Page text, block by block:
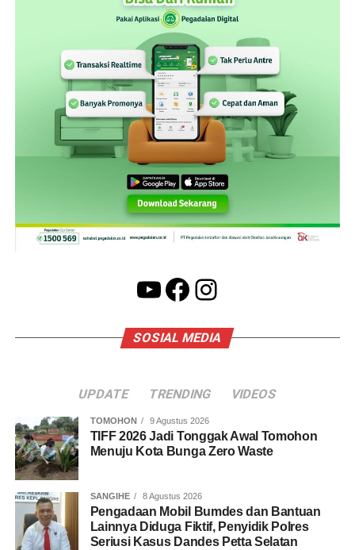
YouTube
Facebook
Instagram
SOSIAL MEDIA
UPDATE TRENDING VIDEOS
TOMOHON 9 Agustus 2026
TIFF 2026 Jadi Tonggak Awal Tomohon
Menuju Kota Bunga Zero Waste
SANGIHE 8 Agustus 2026
Pengadaan Mobil Bumdes dan Bantuan
Lainnya Diduga Fiktif, Penyidik Polres
Seriusi Kasus Dandes Petta Selatan